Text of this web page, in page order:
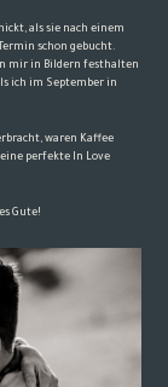
als sie nach einem
schon gebucht.
mir in Bildern festhalten
ich im September in
waren Kaffee
perfekte In Love
Gute!